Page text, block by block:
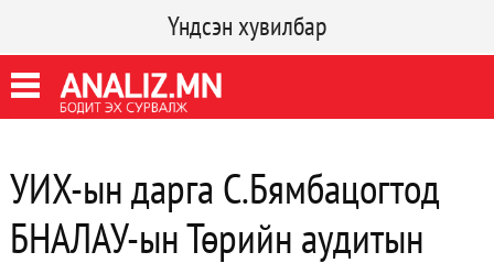
Үндсэн хувилбар
УИХ-ын дарга С.Бямбацогтод
БНАЛАУ-ын Төрийн аудитын